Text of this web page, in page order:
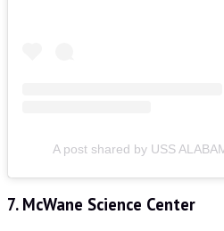
A post shared by USS
7. McWane Science Center